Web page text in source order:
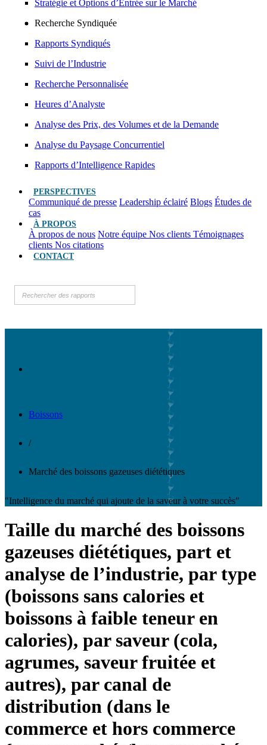
Stratégie et Options d’Entrée sur le Marché
Recherche Syndiquée
Rapports Syndiqués
Suivi de l’Industrie
Recherche Personnalisée
Heures d’Analyste
Analyse des Prix, des Volumes et de la Demande
Analyse du Paysage Concurrentiel
Rapports d’Intelligence Rapides
PERSPECTIVES
Communiqué de presse Leadership éclairé Blogs Études de
cas
À PROPOS
À propos de nous Notre équipe Nos clients Témoignages
clients Nos citations
CONTACT
Boissons
/
Marché des boissons gazeuses diététiques
"Intelligence du marché qui ajoute de la saveur à votre succès"
Taille du marché des boissons
gazeuses diététiques, part et
analyse de l’industrie, par type
(boissons sans calories et
boissons à faible teneur en
calories), par saveur (cola,
agrumes, saveur fruitée et
autres), par canal de
distribution (dans le
commerce et hors commerce